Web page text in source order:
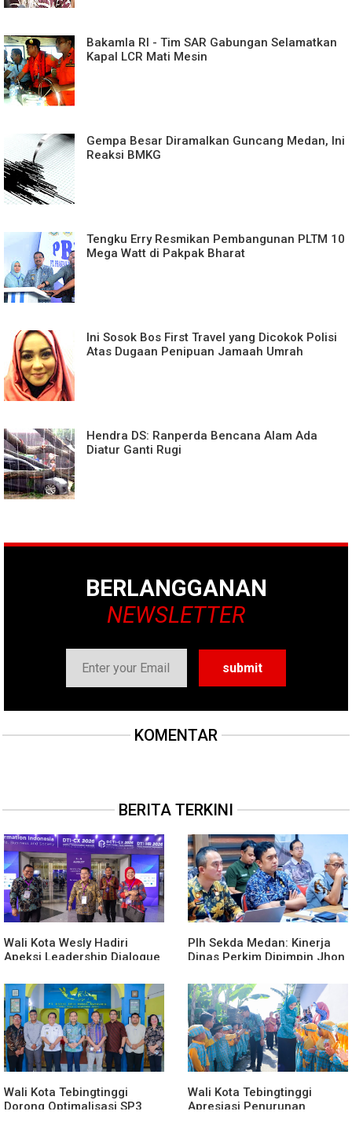
Bakamla RI - Tim SAR Gabungan Selamatkan
Kapal LCR Mati Mesin
Gempa Besar Diramalkan Guncang Medan, Ini
Reaksi BMKG
Tengku Erry Resmikan Pembangunan PLTM 10
Mega Watt di Pakpak Bharat
Ini Sosok Bos First Travel yang Dicokok Polisi
Atas Dugaan Penipuan Jamaah Umrah
Hendra DS: Ranperda Bencana Alam Ada
Diatur Ganti Rugi
BERLANGGANAN
NEWSLETTER
KOMENTAR
BERITA TERKINI
Wali Kota Wesly Hadiri
Apeksi Leadership Dialogue
Transformasi Digital
Plh Sekda Medan: Kinerja
Dinas Perkim Dipimpin Jhon
Kelurahan
Wali Kota Tebingtinggi
Dorong Optimalisasi SP3
Wali Kota Tebingtinggi
Apresiasi Penurunan